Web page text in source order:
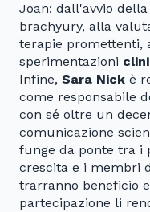
Joan: dall'avvio
brachyury, alla
terapie promettenti,
sperimentazioni
Infine, Sara Nick è
come responsabile
con sé oltre un
comunicazione
funge da ponte tra i
crescita e i membri
trarranno beneficio
partecipazione li